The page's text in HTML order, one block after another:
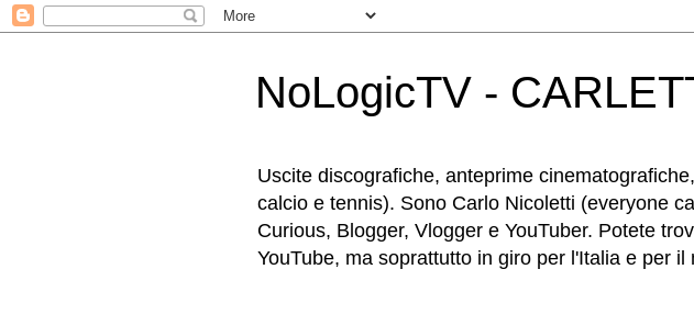
NoLogicTV -
Uscite discografiche, anteprime
calcio e tennis). Sono Carlo Nicoletti (everyone
Curious, Blogger, Vlogger e YouTuber. Potete
YouTube, ma soprattutto in giro per l'Italia e per il